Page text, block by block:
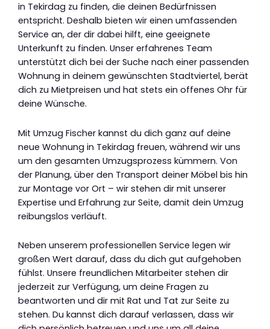
in Tekirdag zu finden, die deinen Bedürfnissen
entspricht. Deshalb bieten wir einen umfassenden
Service an, der dir dabei hilft, eine geeignete
Unterkunft zu finden. Unser erfahrenes Team
unterstützt dich bei der Suche nach einer passenden
Wohnung in deinem gewünschten Stadtviertel, berät
dich zu Mietpreisen und hat stets ein offenes Ohr für
deine Wünsche.
Mit Umzug Fischer kannst du dich ganz auf deine
neue Wohnung in Tekirdag freuen, während wir uns
um den gesamten Umzugsprozess kümmern. Von
der Planung, über den Transport deiner Möbel bis hin
zur Montage vor Ort – wir stehen dir mit unserer
Expertise und Erfahrung zur Seite, damit dein Umzug
reibungslos verläuft.
Neben unserem professionellen Service legen wir
großen Wert darauf, dass du dich gut aufgehoben
fühlst. Unsere freundlichen Mitarbeiter stehen dir
jederzeit zur Verfügung, um deine Fragen zu
beantworten und dir mit Rat und Tat zur Seite zu
stehen. Du kannst dich darauf verlassen, dass wir